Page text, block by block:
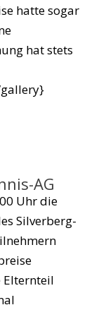
hatte sogar
hat stets
AG
Uhr die
Silverberg-
Elternteil